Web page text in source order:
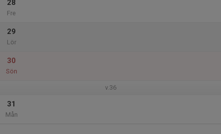
28
Fre
29
Lör
30
Sön
v.36
31
Mån